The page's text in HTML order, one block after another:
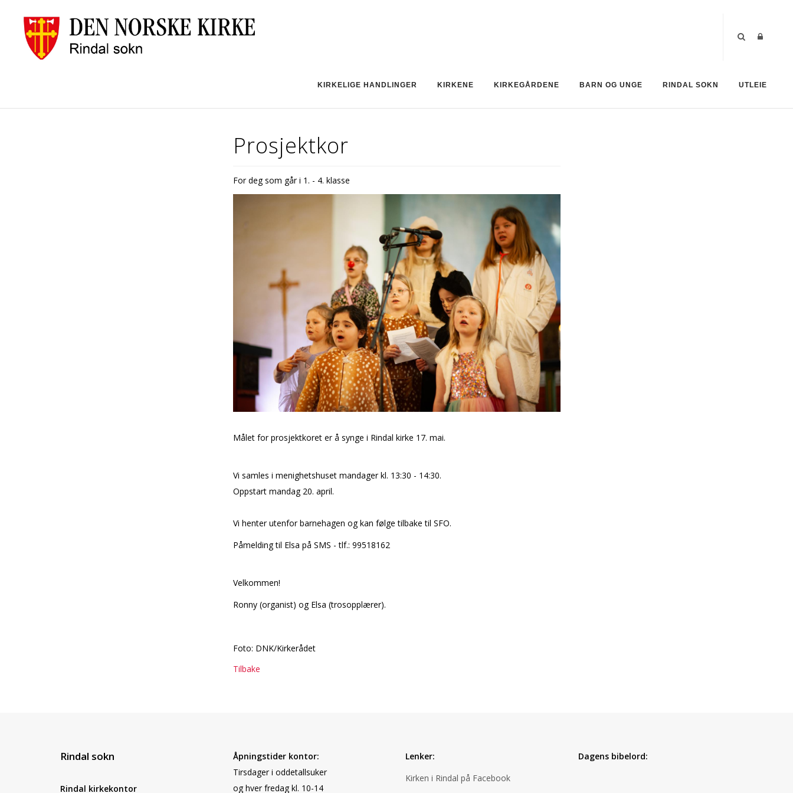
KIRKELIGE HANDLINGER KIRKENE KIRKEGÅRDENE BARN OG UNGE RINDAL SOKN UTLEIE
Prosjektkor
For deg som går i 1. - 4. klasse
Målet for prosjektkoret er å synge i Rindal kirke 17. mai.
Vi samles i menighetshuset mandager kl. 13:30 - 14:30.
Oppstart mandag 20. april.
Vi henter utenfor barnehagen og kan følge tilbake til SFO.
Påmelding til Elsa på SMS - tlf.: 99518162
Velkommen!
Ronny (organist) og Elsa (trosopplærer).
Foto: DNK/Kirkerådet
Tilbake
Rindal sokn
Rindal kirkekontor
Åpningstider kontor:
Tirsdager i oddetallsuker
og hver fredag kl. 10-14
Lenker:
Kirken i Rindal på Facebook
Dagens bibelord: